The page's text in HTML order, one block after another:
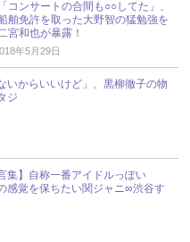
「コンサートの合間も○○してた」、
舶免許を取った大野智の猛勉強を
宮和也が暴露！
年5月29日
いからいいけど」、黒柳徹子の物
ジ
集】自称一番アイドルっぽい
感覚を保ちたい関ジャニ∞渋谷す